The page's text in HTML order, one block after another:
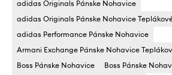
adidas Originals Pánske Nohavice
adidas Originals Pánske Nohavice
adidas Performance Pánske Nohavice
Armani Exchange Pánske Nohavice
Boss Pánske Nohavice
Boss Pánske